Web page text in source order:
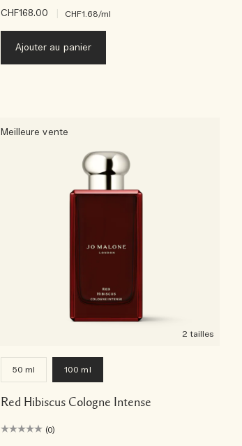
CHF168.00 CHF1.68/ml
Ajouter au panier
Meilleure vente
2 tailles
50 ml 100 ml
Red Hibiscus Cologne Intense
(0)